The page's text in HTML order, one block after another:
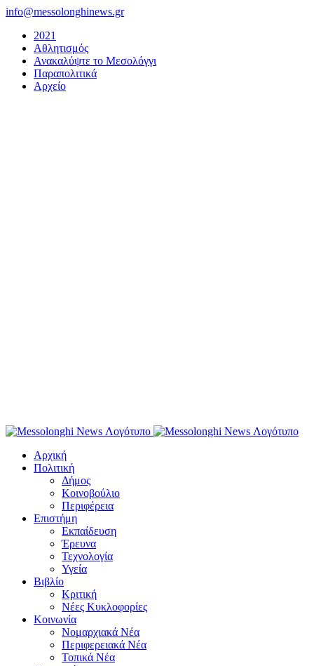
Μετάβαση
περιεχόμενο
info@messolonghinews.gr
2021
Αθλητισμός
Ανακαλύψτε το Μεσολόγγι
Παραπολιτικά
Αρχείο
Αρχική
Πολιτική
Δήμος
Κοινοβούλιο
Περιφέρεια
Επιστήμη
Εκπαίδευση
Έρευνα
Τεχνολογία
Υγεία
Βιβλίο
Κριτική
Νέες Κυκλοφορίες
Κοινωνία
Νομαρχιακά Νέα
Περιφερειακά Νέα
Τοπικά Νέα